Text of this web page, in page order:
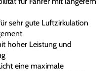
sehr gute Luftzirkulation
hoher Leistung und
eine maximale